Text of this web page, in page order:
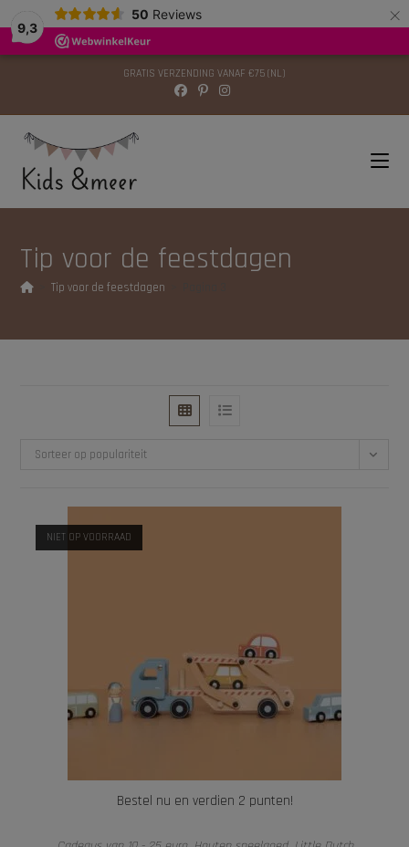
9,3
50 Reviews ×
GRATIS VERZENDING VANAF €75 (NL)
Tip voor de feestdagen
Tip voor de feestdagen
Sorteer op populariteit
NIET OP VOORRAAD
Bestel nu en verdien 2 punten!
LEES VERDER